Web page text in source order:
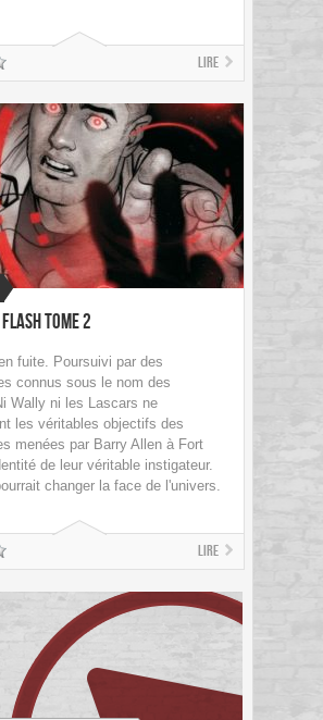
Lire
Tome 2
fuite. Poursuivi par des
connus sous le nom des
Wally ni les Lascars ne
les véritables objectifs des
menées par Barry Allen à Fort
de leur véritable instigateur.
changer la face de l'univers.
Lire